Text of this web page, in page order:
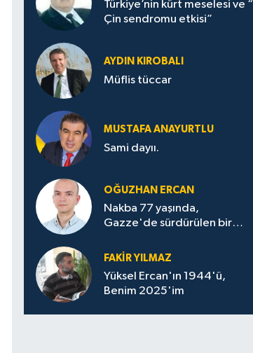
Türkiye’nin kürt meselesi ve “
Çin sendromu etkisi”
AYDIN KIROBALI
Müflis tüccar
MUSTAFA ANAYURTLU
Sami dayıı.
OĞUZHAN ERCAN
Nakba 77 yaşında,
Gazze'de sürdürülen bir
FAKİR YILMAZ
Yüksel Ercan'ın 1944'ü,
Benim 2025'im